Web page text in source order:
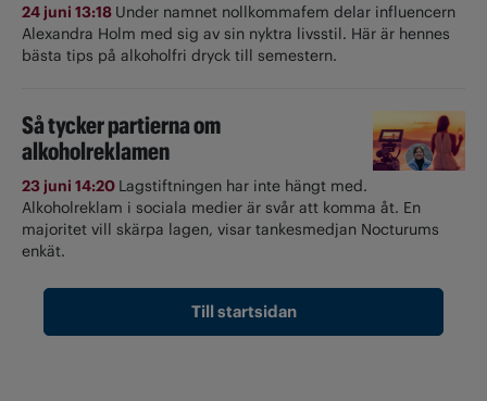
24 juni 13:18 Under namnet nollkommafem delar influencern
Alexandra Holm med sig av sin nyktra livsstil. Här är hennes
bästa tips på alkoholfri dryck till semestern.
Så tycker partierna om
alkoholreklamen
23 juni 14:20 Lagstiftningen har inte hängt med.
Alkoholreklam i sociala medier är svår att komma åt. En
majoritet vill skärpa lagen, visar tankesmedjan Nocturums
enkät.
Till startsidan